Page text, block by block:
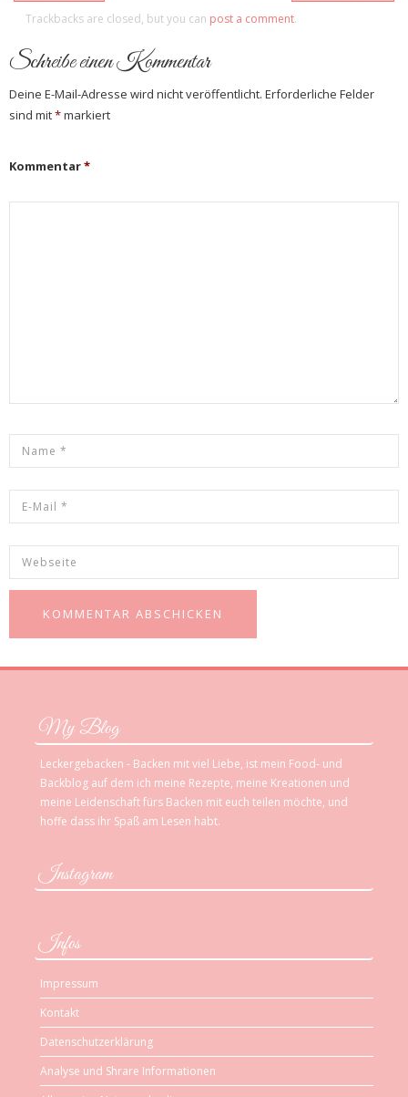
Trackbacks are closed, but you can post a comment.
Schreibe einen Kommentar
Deine E-Mail-Adresse wird nicht veröffentlicht. Erforderliche Felder
sind mit*markiert
Kommentar*
My Blog
Leckergebacken - Backen mit viel Liebe, ist mein Food- und
Backblog auf dem ich meine Rezepte, meine Kreationen und
meine Leidenschaft fürs Backen mit euch teilen möchte, und
hoffe dass ihr Spaß am Lesen habt.
Instagram
Infos
Impressum
Kontakt
Datenschutzerklärung
Analyse und Shrare Informationen